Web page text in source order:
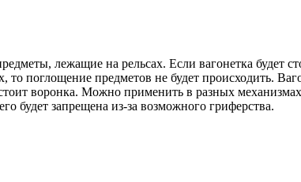
лежащие на рельсах. Если вагонетка будет
поглощение предметов не будет происходить.
воронка. Можно применить в разных
будет запрещена из-за возможного гриферства.